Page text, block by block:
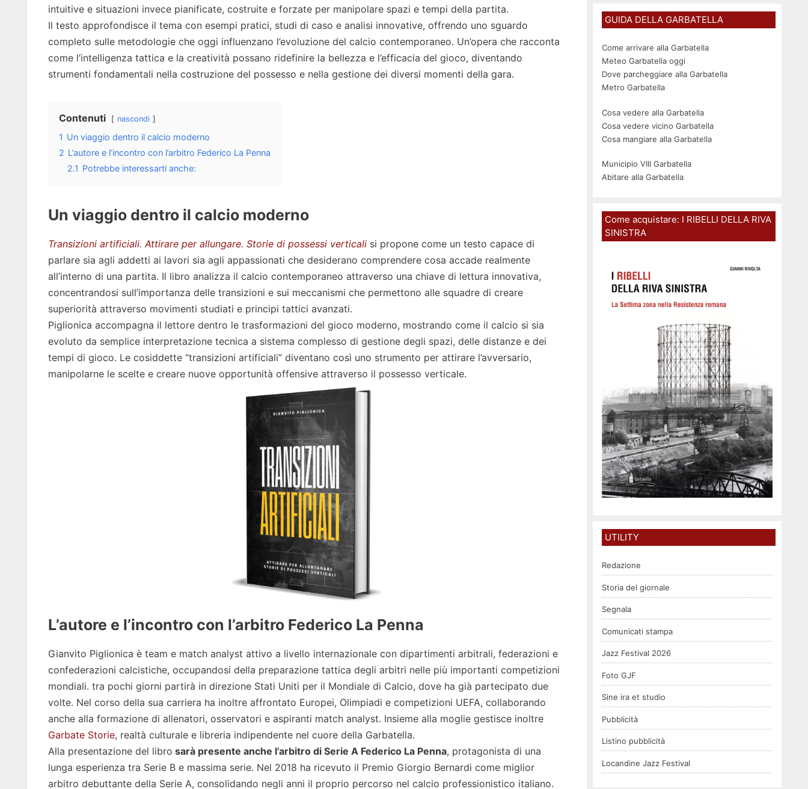
intuitive e situazioni invece pianificate, costruite e forzate per manipolare spazi e tempi della partita.
Il testo approfondisce il tema con esempi pratici, studi di caso e analisi innovative, offrendo uno sguardo
completo sulle metodologie che oggi influenzano l’evoluzione del calcio contemporaneo. Un’opera che racconta
come l’intelligenza tattica e la creatività possano ridefinire la bellezza e l’efficacia del gioco, diventando
strumenti fondamentali nella costruzione del possesso e nella gestione dei diversi momenti della gara.
Contenuti nascondi
1 Un viaggio dentro il calcio moderno
2 L’autore e l’incontro con l’arbitro Federico La Penna
2.1 Potrebbe interessarti anche:
Un viaggio dentro il calcio moderno
Transizioni artificiali. Attirare per allungare. Storie di possessi verticalisi propone come un testo capace di
parlare sia agli addetti ai lavori sia agli appassionati che desiderano comprendere cosa accade realmente
all’interno di una partita. Il libro analizza il calcio contemporaneo attraverso una chiave di lettura innovativa,
concentrandosi sull’importanza delle transizioni e sui meccanismi che permettono alle squadre di creare
superiorità attraverso movimenti studiati e principi tattici avanzati.
Piglionica accompagna il lettore dentro le trasformazioni del gioco moderno, mostrando come il calcio si sia
evoluto da semplice interpretazione tecnica a sistema complesso di gestione degli spazi, delle distanze e dei
tempi di gioco. Le cosiddette “transizioni artificiali” diventano così uno strumento per attirare l’avversario,
manipolarne le scelte e creare nuove opportunità offensive attraverso il possesso verticale.
L’autore e l’incontro con l’arbitro Federico La Penna
Gianvito Piglionica è team e match analyst attivo a livello internazionale con dipartimenti arbitrali, federazioni e
confederazioni calcistiche, occupandosi della preparazione tattica degli arbitri nelle più importanti competizioni
mondiali. tra pochi giorni partirà in direzione Stati Uniti per il Mondiale di Calcio, dove ha già partecipato due
volte. Nel corso della sua carriera ha inoltre affrontato Europei, Olimpiadi e competizioni UEFA, collaborando
anche alla formazione di allenatori, osservatori e aspiranti match analyst. Insieme alla moglie gestisce inoltre
Garbate Storie, realtà culturale e libreria indipendente nel cuore della Garbatella.
Alla presentazione del libro sarà presente anche l’arbitro di Serie A Federico La Penna, protagonista di una
lunga esperienza tra Serie B e massima serie. Nel 2018 ha ricevuto il Premio Giorgio Bernardi come miglior
arbitro debuttante della Serie A, consolidando negli anni il proprio percorso nel calcio professionistico italiano.
GUIDA DELLA GARBATELLA
Come arrivare alla Garbatella
Meteo Garbatella oggi
Dove parcheggiare alla Garbatella
Metro Garbatella
Cosa vedere alla Garbatella
Cosa vedere vicino Garbatella
Cosa mangiare alla Garbatella
Municipio VIII Garbatella
Abitare alla Garbatella
Come acquistare: I RIBELLI DELLA RIVA
SINISTRA
UTILITY
Redazione
Storia del giornale
Segnala
Comunicati stampa
Jazz Festival 2026
Foto GJF
Sine ira et studio
Pubblicità
Listino pubblicità
Locandine Jazz Festival